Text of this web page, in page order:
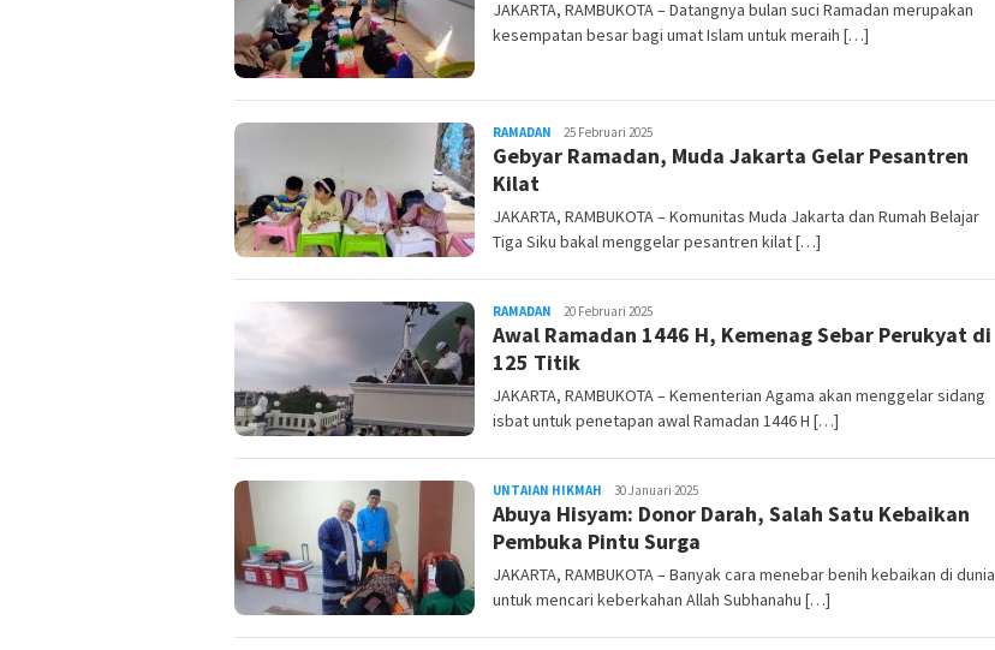
JAKARTA, RAMBUKOTA – Datangnya bulan suci Ramadan merupakan
kesempatan besar bagi umat Islam untuk meraih […]
RAMADAN REDAKSI
RAMBUKOTA
25 Februari 2025
Gebyar Ramadan, Muda Jakarta Gelar Pesantren
Kilat
JAKARTA, RAMBUKOTA – Komunitas Muda Jakarta dan Rumah Belajar
Tiga Siku bakal menggelar pesantren kilat […]
RAMADAN REDAKSI
RAMBUKOTA
20 Februari 2025
Awal Ramadan 1446 H, Kemenag Sebar Perukyat di
125 Titik
JAKARTA, RAMBUKOTA – Kementerian Agama akan menggelar sidang
isbat untuk penetapan awal Ramadan 1446 H […]
UNTAIAN HIKMAH REDAKSI
RAMBUKOTA
30 Januari 2025
Abuya Hisyam: Donor Darah, Salah Satu Kebaikan
Pembuka Pintu Surga
JAKARTA, RAMBUKOTA – Banyak cara menebar benih kebaikan di dunia
untuk mencari keberkahan Allah Subhanahu […]